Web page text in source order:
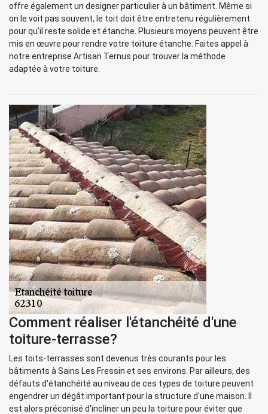
offre également un designer particulier à un bâtiment. Même si
on le voit pas souvent, le toit doit être entretenu régulièrement
pour qu'il reste solide et étanche. Plusieurs moyens peuvent être
mis en œuvre pour rendre votre toiture étanche. Faites appel à
notre entreprise Artisan Ternus pour trouver la méthode
adaptée à votre toiture.
Comment réaliser l'étanchéité d'une
toiture-terrasse?
Les toits-terrasses sont devenus très courants pour les
bâtiments à Sains Les Fressin et ses environs. Par ailleurs, des
défauts d'étanchéité au niveau de ces types de toiture peuvent
engendrer un dégât important pour la structure d'une maison. Il
est alors préconisé d'incliner un peu la toiture pour éviter que